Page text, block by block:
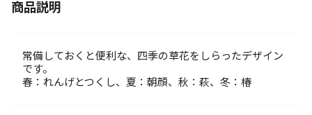
商品説明
常備しておくと便利な、四季の草花をしらったデザイン
です。
春：れんげとつくし、夏：朝顔、秋：萩、冬：椿